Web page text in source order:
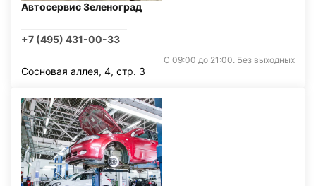
Автосервис Зеленоград
+7 (495) 431-00-33
С 09:00 до 21:00. Без выходных
Сосновая аллея, 4, стр. 3